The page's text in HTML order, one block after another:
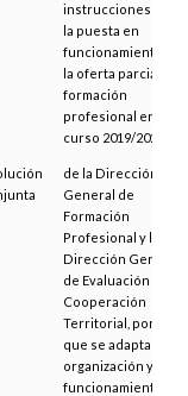
instrucciones para
la puesta en
funcionamiento de
la oferta parcial de
formación
profesional en el
curso 2019/2020
de la Dirección
General de
Formación
Profesional y la
Dirección General
de Evaluación y
Cooperación
Territorial, por la
que se adapta la
organización y el
funcionamiento de